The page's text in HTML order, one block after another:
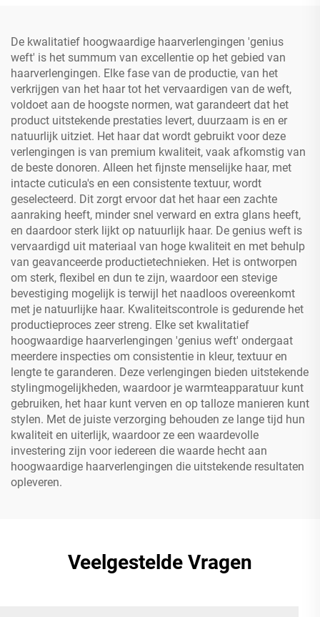
De kwalitatief hoogwaardige haarverlengingen 'genius
weft' is het summum van excellentie op het gebied van
haarverlengingen. Elke fase van de productie, van het
verkrijgen van het haar tot het vervaardigen van de weft,
voldoet aan de hoogste normen, wat garandeert dat het
product uitstekende prestaties levert, duurzaam is en er
natuurlijk uitziet. Het haar dat wordt gebruikt voor deze
verlengingen is van premium kwaliteit, vaak afkomstig van
de beste donoren. Alleen het fijnste menselijke haar, met
intacte cuticula's en een consistente textuur, wordt
geselecteerd. Dit zorgt ervoor dat het haar een zachte
aanraking heeft, minder snel verward en extra glans heeft,
en daardoor sterk lijkt op natuurlijk haar. De genius weft is
vervaardigd uit materiaal van hoge kwaliteit en met behulp
van geavanceerde productietechnieken. Het is ontworpen
om sterk, flexibel en dun te zijn, waardoor een stevige
bevestiging mogelijk is terwijl het naadloos overeenkomt
met je natuurlijke haar. Kwaliteitscontrole is gedurende het
productieproces zeer streng. Elke set kwalitatief
hoogwaardige haarverlengingen 'genius weft' ondergaat
meerdere inspecties om consistentie in kleur, textuur en
lengte te garanderen. Deze verlengingen bieden uitstekende
stylingmogelijkheden, waardoor je warmteapparatuur kunt
gebruiken, het haar kunt verven en op talloze manieren kunt
stylen. Met de juiste verzorging behouden ze lange tijd hun
kwaliteit en uiterlijk, waardoor ze een waardevolle
investering zijn voor iedereen die waarde hecht aan
hoogwaardige haarverlengingen die uitstekende resultaten
opleveren.
Veelgestelde Vragen